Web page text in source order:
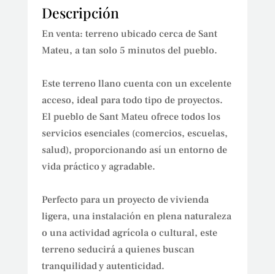
Descripción
En venta: terreno ubicado cerca de Sant
Mateu, a tan solo 5 minutos del pueblo.
Este terreno llano cuenta con un excelente
acceso, ideal para todo tipo de proyectos.
El pueblo de Sant Mateu ofrece todos los
servicios esenciales (comercios, escuelas,
salud), proporcionando así un entorno de
vida práctico y agradable.
Perfecto para un proyecto de vivienda
ligera, una instalación en plena naturaleza
o una actividad agrícola o cultural, este
terreno seducirá a quienes buscan
tranquilidad y autenticidad.